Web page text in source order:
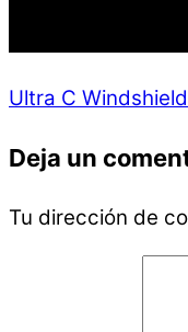
Ultra C
Deja un
Tu dirección de